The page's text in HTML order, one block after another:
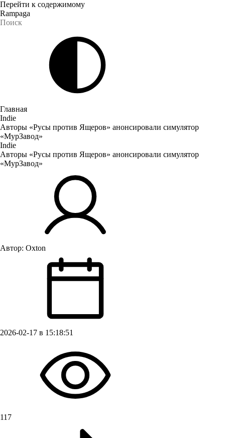
Перейти к содержимому
Rampaga
Главная
Indie
Авторы «Русы против Ящеров» анонсировали симулятор
«МурЗавод»
Indie
Авторы «Русы против Ящеров» анонсировали симулятор
«МурЗавод»
Автор: Oxton
2026-02-17 в 15:18:51
117